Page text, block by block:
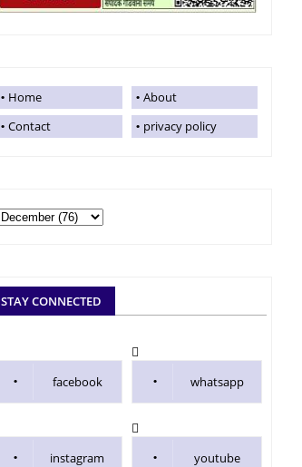
Home
About
Contact
privacy policy
STAY CONNECTED
facebook whatsapp
instagram youtube